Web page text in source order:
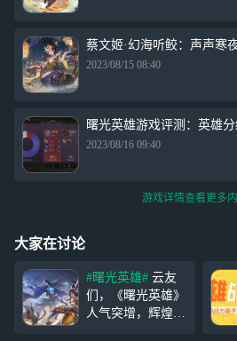
蔡文姬·幻海听鲛：声声寒
2023/08/15 08:40
曙光英雄游戏评测：英雄
2023/08/16 09:40
游戏详情查看更多
大家在讨论
#曙光英雄#
们，《曙光英雄》
人气突增，辉煌再